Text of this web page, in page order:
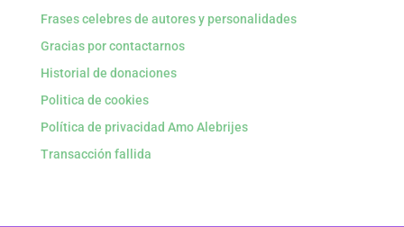
Frases celebres de autores y personalidades
Gracias por contactarnos
Historial de donaciones
Politica de cookies
Política de privacidad Amo Alebrijes
Transacción fallida